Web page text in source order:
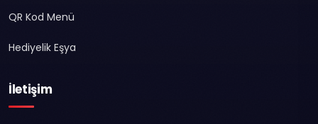
QR Kod Menü
Hediyelik Eşya
İletişim